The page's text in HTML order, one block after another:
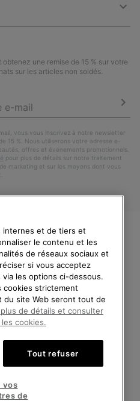
une remise de 15 % sur votre
sur les articles non soldés.
vous vous inscrivez à notre newsletter
15 %. Nous utiliserons votre adresse e-
offres et événements promotionnels.
pour plus de détails sur notre traitement
marketing et sur les moyens dont vous
| Nederlands ›
Légales Cookies
14h à 18h
UNE
disponibles
Achats
ligne
Achats
internes et de tiers et
le contenu et les
de réseaux sociaux et
si vous acceptez
les options ci-dessous.
cookies strictement
du site Web seront tout de
de détails et consulter
cookies.
Tout refuser
vos
de